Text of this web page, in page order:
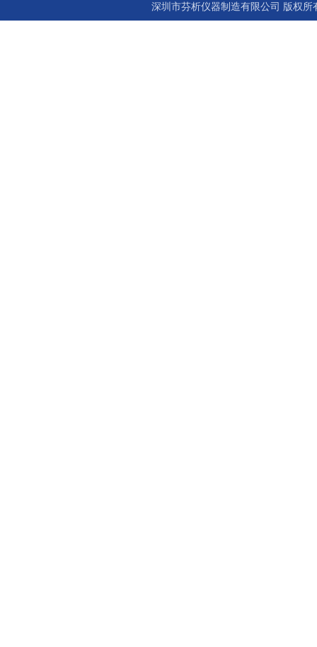
深圳市芬析仪器制造有限公司 版权